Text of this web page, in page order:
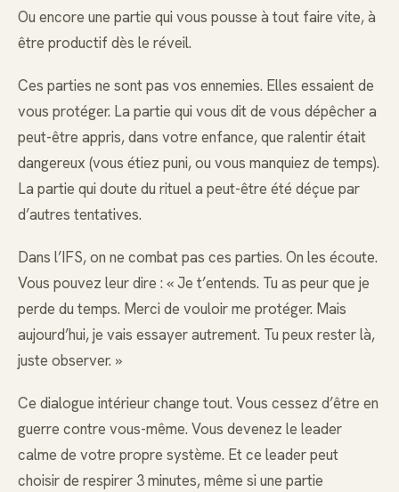
Ou encore une partie qui vous pousse à tout faire vite, à
être productif dès le réveil.
Ces parties ne sont pas vos ennemies. Elles essaient de
vous protéger. La partie qui vous dit de vous dépêcher a
peut-être appris, dans votre enfance, que ralentir était
dangereux (vous étiez puni, ou vous manquiez de temps).
La partie qui doute du rituel a peut-être été déçue par
d’autres tentatives.
Dans l’IFS, on ne combat pas ces parties. On les écoute.
Vous pouvez leur dire : « Je t’entends. Tu as peur que je
perde du temps. Merci de vouloir me protéger. Mais
aujourd’hui, je vais essayer autrement. Tu peux rester là,
juste observer. »
Ce dialogue intérieur change tout. Vous cessez d’être en
guerre contre vous-même. Vous devenez le leader
calme de votre propre système. Et ce leader peut
choisir de respirer 3 minutes, même si une partie